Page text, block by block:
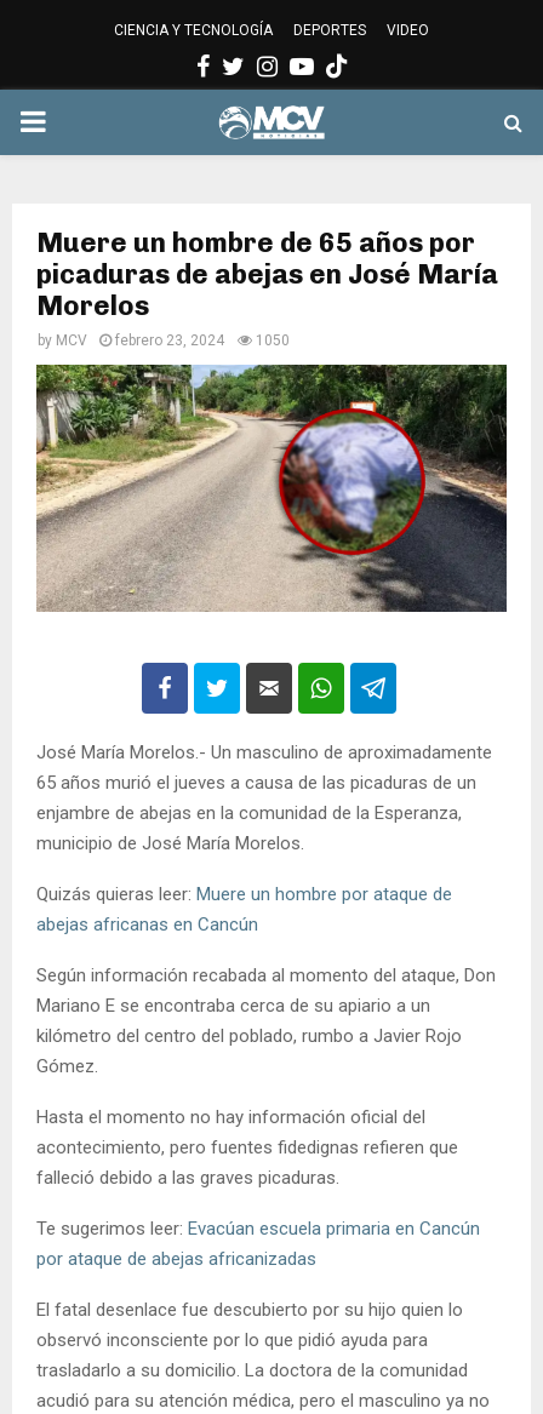
CIENCIA Y TECNOLOGÍA DEPORTES VIDEO
Facebook
Twitter
Instagram
Youtube
PRIMARY
Muere un hombre de 65 años por
picaduras de abejas en José María
Morelos
by MCV febrero 23, 2024 1050
José María Morelos.- Un masculino de aproximadamente
65 años murió el jueves a causa de las picaduras de un
enjambre de abejas en la comunidad de la Esperanza,
municipio de José María Morelos.
Quizás quieras leer: Muere un hombre por ataque de
abejas africanas en Cancún
Según información recabada al momento del ataque, Don
Mariano E se encontraba cerca de su apiario a un
kilómetro del centro del poblado, rumbo a Javier Rojo
Gómez.
Hasta el momento no hay información oficial del
acontecimiento, pero fuentes fidedignas refieren que
falleció debido a las graves picaduras.
Te sugerimos leer: Evacúan escuela primaria en Cancún
por ataque de abejas africanizadas
El fatal desenlace fue descubierto por su hijo quien lo
observó inconsciente por lo que pidió ayuda para
trasladarlo a su domicilio. La doctora de la comunidad
acudió para su atención médica, pero el masculino ya no